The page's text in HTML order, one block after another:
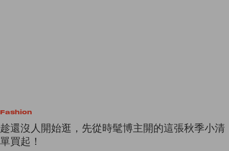
Fashion
趁還沒人開始逛，先從時髦博主開的這張秋季小清
單買起！